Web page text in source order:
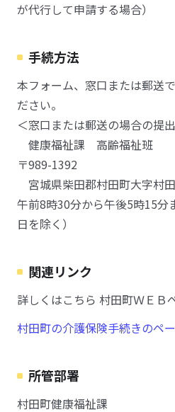
が代行して申請する場合）
手続方法
本フォーム、窓口または郵送
ださい。
＜窓口または郵送の場合の提
健康福祉課 高齢福祉班
〒989-1392
宮城県柴田郡村田町大字村
午前8時30分から午後5時15
日を除く）
関連リンク
詳しくはこちら 村田町ＷＥＢ
村田町の介護保険手続きのペ
所管部署
村田町健康福祉課